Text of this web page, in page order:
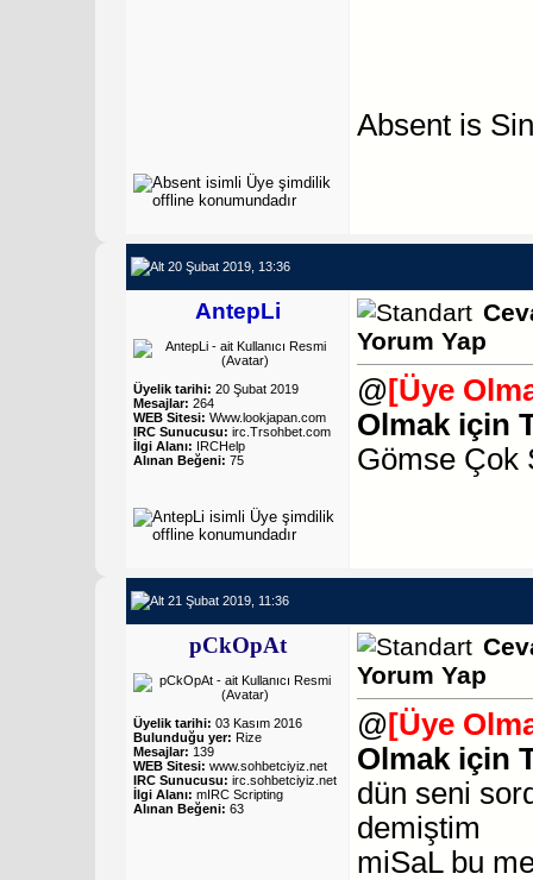
Absent is
20 Şubat 2019, 13:36
AntepLi
Üyelik tarihi: 20 Şubat 2019
Mesajlar: 264
WEB Sitesi: Www.lookjapan.com
IRC Sunucusu: irc.Trsohbet.com
İlgi Alanı:
IRCHelp
Alınan Beğeni: 75
Yorum Yap
@[Üye
Olmak için
Gömse Çok
21 Şubat 2019, 11:36
pCkOpAt
Üyelik tarihi: 03 Kasım 2016
Bulunduğu yer: Rize
Mesajlar: 139
WEB Sitesi: www.sohbetciyiz.net
IRC Sunucusu: irc.sohbetciyiz.net
İlgi Alanı: mIRC Scripting
Alınan Beğeni: 63
Yorum Yap
@[Üye
Olmak için
dün seni
demiştim
miSaLbu